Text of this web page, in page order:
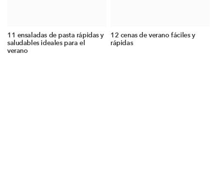
11 ensaladas de pasta rápidas y
saludables ideales para el
verano
12 cenas de verano fáciles y
rápidas